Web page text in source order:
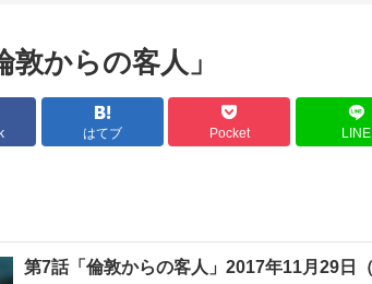
からの客人」
はてブ Pocket LINE
第7話「倫敦からの客人」2017年11月29日